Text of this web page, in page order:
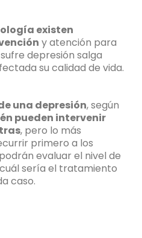
existen
y atención para
depresión salga
su calidad de vida.
una depresión, según
pueden intervenir
, pero lo más
primero a los
evaluar el nivel de
sería el tratamiento
caso.